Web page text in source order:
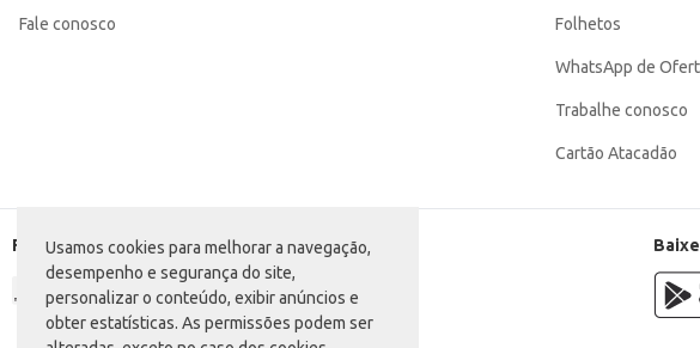
Usamos cookies para melhorar a navegação,
desempenho e segurança do site,
personalizar o conteúdo, exibir anúncios e
obter estatísticas. As permissões podem ser
Fale conosco Folhetos
WhatsApp de
Trabalhe conosco
Cartão Atacadão
Formas de pagamento